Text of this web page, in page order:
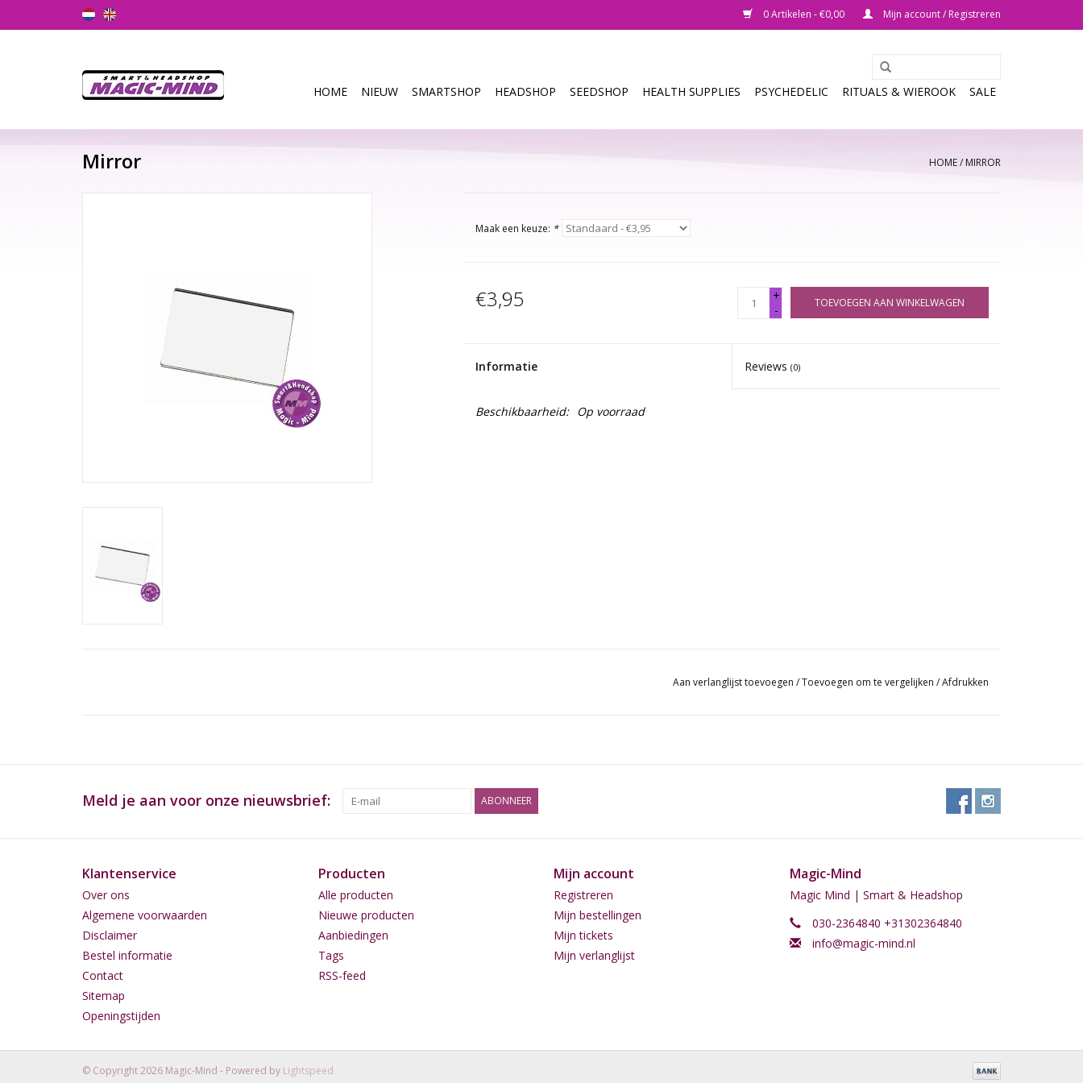
0 Artikelen - €0,00 Mijn account / Registreren
HOME NIEUW SMARTSHOP HEADSHOP SEEDSHOP HEALTH SUPPLIES PSYCHEDELIC RITUALS & WIEROOK SALE
Mirror HOME/MIRROR
Maak een keuze: *
€3,95
+
-
TOEVOEGEN AAN WINKELWAGEN
Informatie Reviews(0)
Beschikbaarheid: Op voorraad
Aan verlanglijst toevoegen /Toevoegen om te vergelijken /Afdrukken
Meld je aan voor onze nieuwsbrief: ABONNEER
Klantenservice
Over ons
Algemene voorwaarden
Disclaimer
Bestel informatie
Contact
Sitemap
Openingstijden
Producten
Alle producten
Nieuwe producten
Aanbiedingen
Tags
RSS-feed
Mijn account
Registreren
Mijn bestellingen
Mijn tickets
Mijn verlanglijst
Magic-Mind
Magic Mind | Smart & Headshop
030-2364840 +31302364840
info@magic-mind.nl
© Copyright 2026 Magic-Mind - Powered by Lightspeed